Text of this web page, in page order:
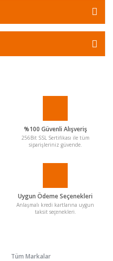
%100 Güvenli Alışveriş
256Bit SSL Sertifikası ile tüm
siparişleriniz güvende.
Uygun Ödeme Seçenekleri
Anlaşmalı kredi kartlarına uygun
taksit seçenekleri.
Tüm Markalar